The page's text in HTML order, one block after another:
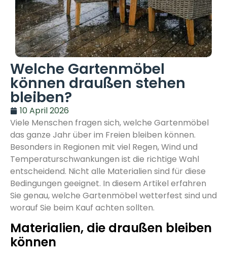
Welche Gartenmöbel
können draußen stehen
bleiben?
10 April 2026
Viele Menschen fragen sich, welche Gartenmöbel
das ganze Jahr über im Freien bleiben können.
Besonders in Regionen mit viel Regen, Wind und
Temperaturschwankungen ist die richtige Wahl
entscheidend. Nicht alle Materialien sind für diese
Bedingungen geeignet. In diesem Artikel erfahren
Sie genau, welche Gartenmöbel wetterfest sind und
worauf Sie beim Kauf achten sollten.
Materialien, die draußen bleiben
können